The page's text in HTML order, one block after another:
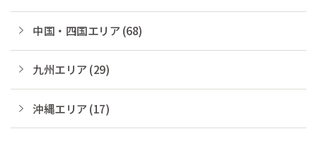
中国・四国エリア (68)
九州エリア (29)
沖縄エリア (17)